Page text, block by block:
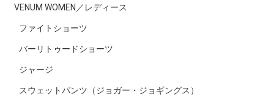
VENUM WOMEN／レディース
ファイトショーツ
バーリトゥードショーツ
ジャージ
スウェットパンツ（ジョガー・ジョギングス）